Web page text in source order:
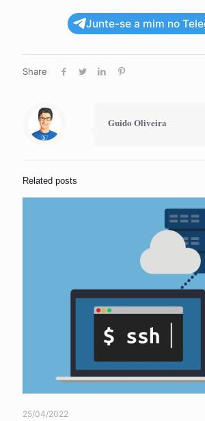
Junte-se a mim no
Share
Guido Oliveira
Related posts
25/04/2022